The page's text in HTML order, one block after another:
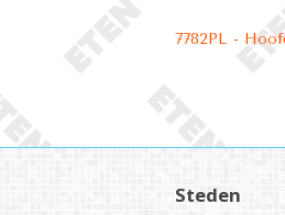
7782PL -
Steden